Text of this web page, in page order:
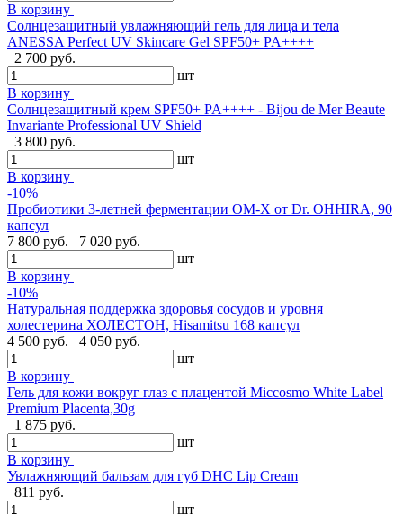
В корзину
Солнцезащитный увлажняющий гель для лица и тела
ANESSA Perfect UV Skincare Gel SPF50+ PA++++
2 700 руб.
шт
В корзину
Cолнцезащитный крем SPF50+ PA++++ - Bijou de Mer Beaute
Invariante Professional UV Shield
3 800 руб.
шт
В корзину
-10%
Пробиотики 3-летней ферментации OM-X от Dr. OHHIRA, 90
капсул
7 800 руб.
7 020 руб.
шт
В корзину
-10%
Натуральная поддержка здоровья сосудов и уровня
холестерина ХОЛЕСТОН, Hisamitsu 168 капсул
4 500 руб.
4 050 руб.
шт
В корзину
Гель для кожи вокруг глаз с плацентой Miccosmo White Label
Premium Placenta,30g
1 875 руб.
шт
В корзину
Увлажняющий бальзам для губ DHC Lip Cream
811 руб.
шт